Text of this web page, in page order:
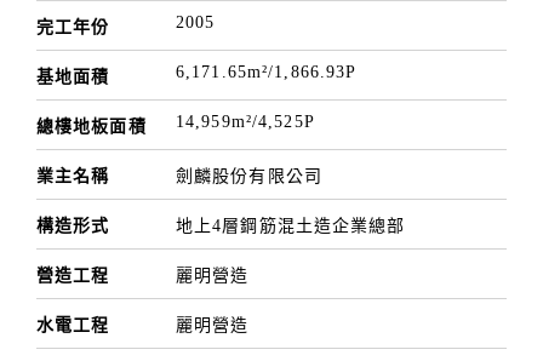
完工年份 2005
基地面積 6,171.65m²/1,866.93P
總樓地板面積 14,959m²/4,525P
業主名稱 劍麟股份有限公司
構造形式 地上4層鋼筋混土造企業總部
營造工程 麗明營造
水電工程 麗明營造